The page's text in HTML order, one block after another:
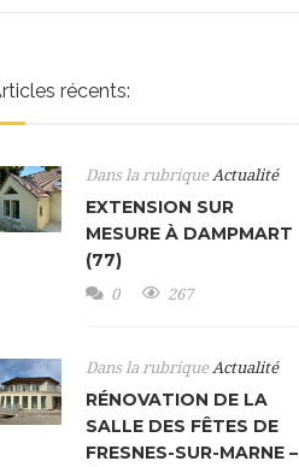
récents:
Dans la rubriqueActualité
EXTENSION SUR
MESURE À DAMPMART
(77)
0 267
Dans la rubriqueActualité
RÉNOVATION DE LA
SALLE DES FÊTES DE
FRESNES-SUR-MARNE –